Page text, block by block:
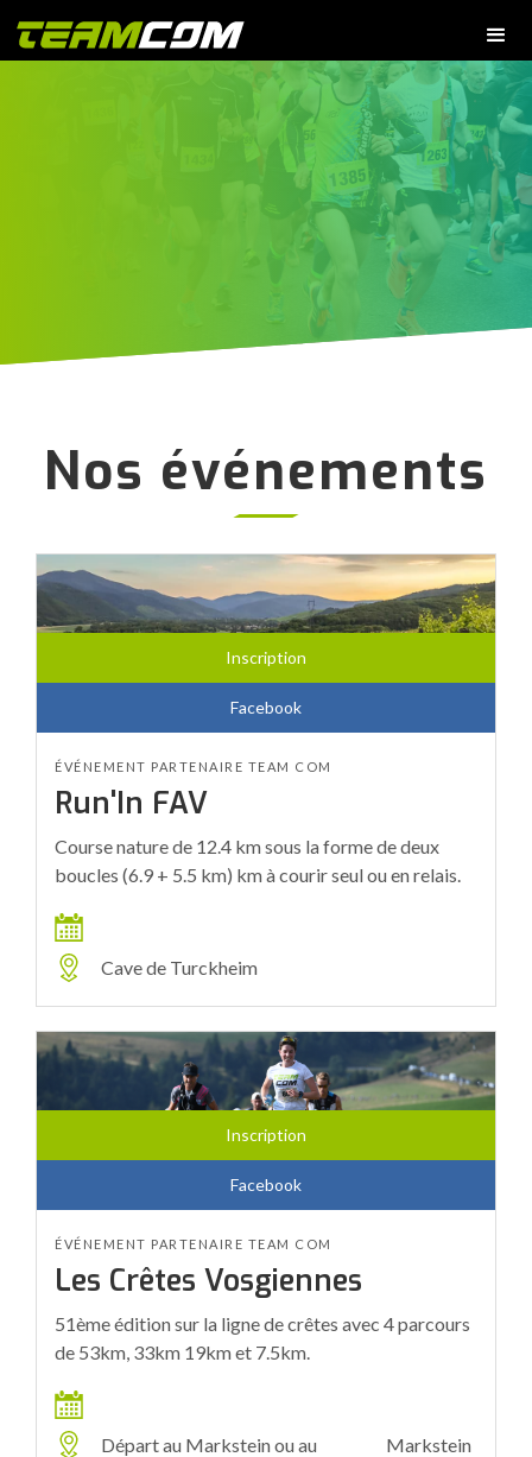
Nos événements
Inscription
Facebook
ÉVÉNEMENT PARTENAIRE TEAM COM
Run'In FAV
Course nature de 12.4 km sous la forme de deux
boucles (6.9 + 5.5 km) km à courir seul ou en relais.
Cave de Turckheim
Inscription
Facebook
ÉVÉNEMENT PARTENAIRE TEAM COM
Les Crêtes Vosgiennes
51ème édition sur la ligne de crêtes avec 4 parcours
de 53km, 33km 19km et 7.5km.
Départ au Markstein ou au
Markstein